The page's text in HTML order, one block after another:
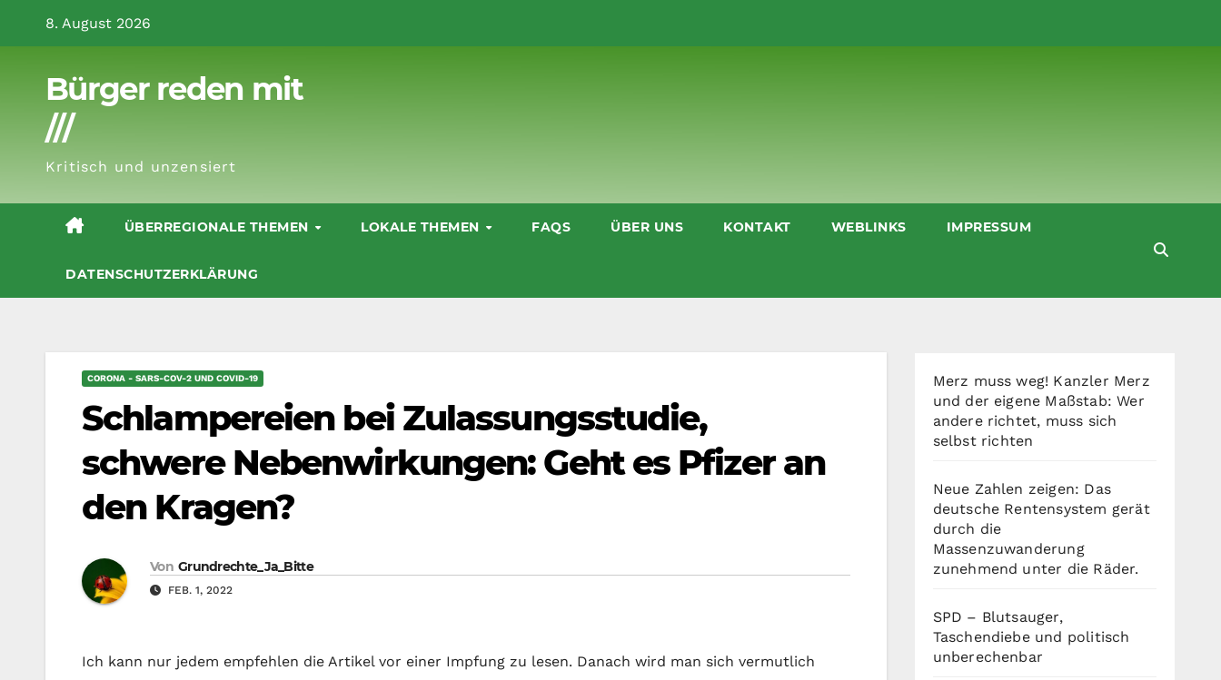
8. August 2026
Bürger reden mit
///
Kritisch und unzensiert
ÜBERREGIONALE THEMEN LOKALE THEMEN FAQS ÜBER UNS KONTAKT WEBLINKS IMPRESSUM
DATENSCHUTZERKLÄRUNG
CORONA - SARS-COV-2 UND COVID-19
Schlampereien bei Zulassungsstudie,
schwere Nebenwirkungen: Geht es Pfizer an
den Kragen?
Von Grundrechte_Ja_Bitte
FEB. 1, 2022
Ich kann nur jedem empfehlen die Artikel vor einer Impfung zu lesen. Danach wird man sich vermutlich
Merz muss weg! Kanzler Merz
und der eigene Maßstab: Wer
andere richtet, muss sich
selbst richten
Neue Zahlen zeigen: Das
deutsche Rentensystem gerät
durch die
Massenzuwanderung
zunehmend unter die Räder.
SPD – Blutsauger,
Taschendiebe und politisch
unberechenbar